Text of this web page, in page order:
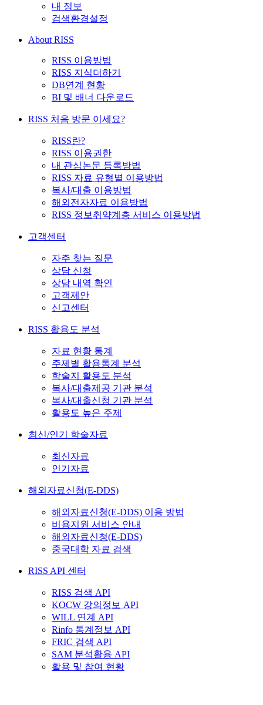
내 정보
검색환경설정
About RISS
RISS 이용방법
RISS 지식더하기
DB연계 현황
BI 및 배너 다운로드
RISS 처음 방문 이세요?
RISS란?
RISS 이용권한
내 관심논문 등록방법
RISS 자료 유형별 이용방법
복사/대출 이용방법
해외전자자료 이용방법
RISS 정보취약계층 서비스 이용방법
고객센터
자주 찾는 질문
상담 신청
상담 내역 확인
고객제안
신고센터
RISS 활용도 분석
자료 현황 통계
주제별 활용통계 분석
학술지 활용도 분석
복사/대출제공 기관 분석
복사/대출신청 기관 분석
활용도 높은 주제
최신/인기 학술자료
최신자료
인기자료
해외자료신청(E-DDS)
해외자료신청(E-DDS) 이용 방법
비용지원 서비스 안내
해외자료신청(E-DDS)
중국대학 자료 검색
RISS API 센터
RISS 검색 API
KOCW 강의정보 API
WILL 연계 API
Rinfo 통계정보 API
FRIC 검색 API
SAM 분석활용 API
활용 및 참여 현황